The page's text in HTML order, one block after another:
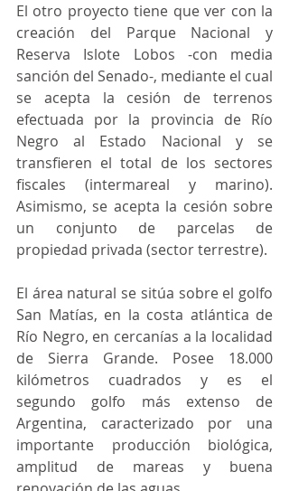
El otro proyecto tiene que ver con la
creación del Parque Nacional y
Reserva Islote Lobos -con media
sanción del Senado-, mediante el cual
se acepta la cesión de terrenos
efectuada por la provincia de Río
Negro al Estado Nacional y se
transfieren el total de los sectores
fiscales (intermareal y marino).
Asimismo, se acepta la cesión sobre
un conjunto de parcelas de
propiedad privada (sector terrestre).
El área natural se sitúa sobre el golfo
San Matías, en la costa atlántica de
Río Negro, en cercanías a la localidad
de Sierra Grande. Posee 18.000
kilómetros cuadrados y es el
segundo golfo más extenso de
Argentina, caracterizado por una
importante producción biológica,
amplitud de mareas y buena